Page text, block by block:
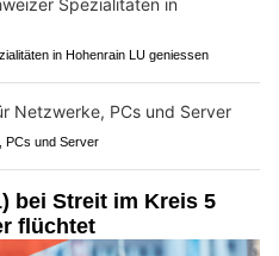
in Hohenrain LU geniessen
PCs und Server
bei Streit im Kreis 5
flüchtet